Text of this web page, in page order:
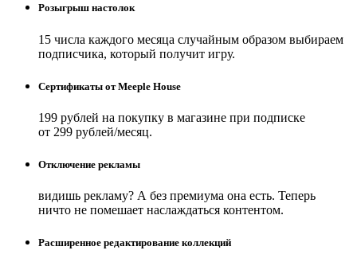
Розыгрыш настолок
15 числа каждого месяца случайным образом выбираем
подписчика, который получит игру.
Сертификаты от Meeple House
199 рублей на покупку в магазине при подписке
от 299 рублей/месяц.
Отключение рекламы
видишь рекламу? А без премиума она есть. Теперь
ничто не помешает наслаждаться контентом.
Расширенное редактирование коллекций